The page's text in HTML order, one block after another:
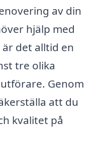
av din
hjälp med
det alltid en
tre olika
Genom
att du
kvalitet på